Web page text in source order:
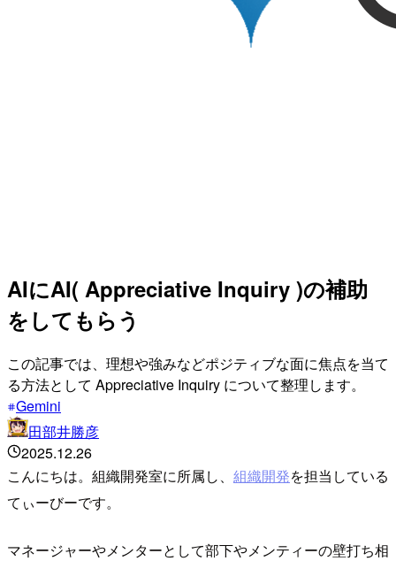
AIにAI( Appreciative Inquiry )の補助
をしてもらう
この記事では、理想や強みなどポジティブな面に焦点を当て
る方法として Appreciative Inquiry について整理します。
Gemini
田部井勝彦
2025.12.26
こんにちは。組織開発室に所属し、 組織開発を担当している
てぃーびーです。
マネージャーやメンターとして部下やメンティーの壁打ち相